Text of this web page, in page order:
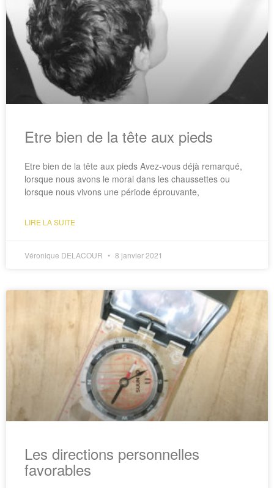
Etre bien de la tête aux pieds
Etre bien de la tête aux pieds Avez-vous déjà remarqué,
lorsque nous avons le moral dans les chaussettes ou
lorsque nous vivons une période éprouvante,
LIRE LA SUITE
Véronique DELACOUR 8 janvier 2021
Les directions personnelles
favorables